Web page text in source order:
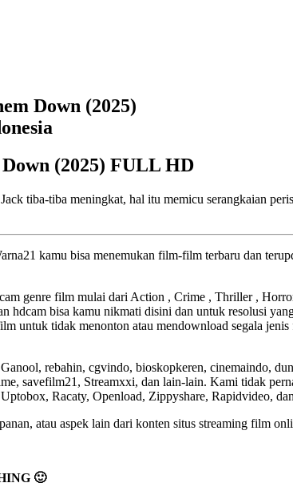
Down (2025)
(2025) FULL HD
tiba-tiba meningkat, hal itu memicu serangkaian
kamu bisa menemukan film-film terbaru dan
genre film mulai dari Action , Crime , Thriller ,
bisa kamu nikmati disini dan untuk resolusi
untuk tidak menonton atau mendownload segala
rebahin, cgvindo, bioskopkeren, cinemaindo,
savefilm21, Streamxxi, dan lain-lain. Kami tidak
Racaty, Openload, Zippyshare, Rapidvideo,
atau aspek lain dari konten situs streaming film
🙂